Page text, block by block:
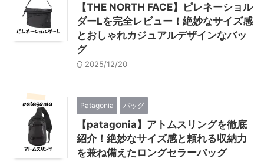
【THE NORTH FACE】ピレネーショル
ダーLを完全レビュー！絶妙なサイズ感
とおしゃれカジュアルデザインなバッ
グ
2025/12/20
Patagonia バッグ
【patagonia】アトムスリングを徹底
紹介！絶妙なサイズ感と頼れる収納力
を兼ね備えたロングセラーバッグ